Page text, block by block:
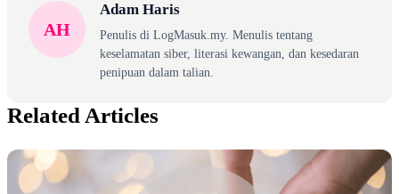
AH
Adam Haris
Penulis di LogMasuk.my. Menulis tentang
keselamatan siber, literasi kewangan, dan kesedaran
penipuan dalam talian.
Related Articles